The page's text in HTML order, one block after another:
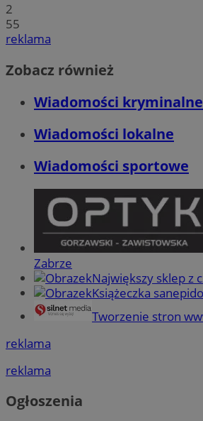
2
55
reklama
Zobacz również
Wiadomości
Wiadomości lokalne
Wiadomości sportowe
Zabrze
Największy sklep z
Książeczka
Tworzenie stron
reklama
reklama
Ogłoszenia